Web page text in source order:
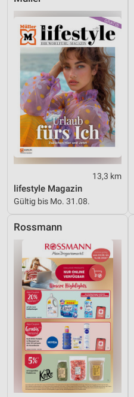
13,3 km
lifestyle Magazin
Gültig bis Mo. 31.08.
Rossmann